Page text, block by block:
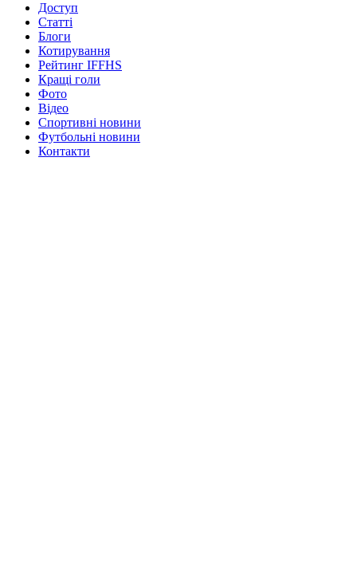
Доступ
Статті
Блоги
Котирування
Рейтинг IFFHS
Кращі голи
Фото
Відео
Спортивні новини
Футбольні новини
Контакти